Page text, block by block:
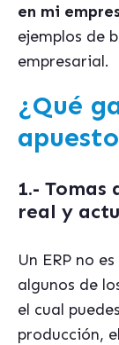
en mi
ejemplos de
empresarial.
¿Qué
1.-
real y
Un ERP no
algunos de
el cual
producción,